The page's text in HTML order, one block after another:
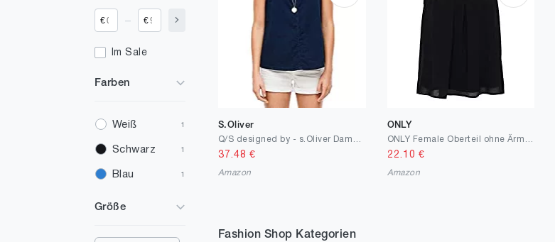
€ €
Im Sale
Farben
Weiß 1
Schwarz 1
Blau 1
Größe
S.Oliver
37.48 €
Amazon
ONLY
22.10 €
Amazon
Fashion Shop Kategorien